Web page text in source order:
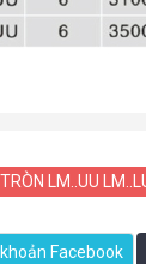
LM..UU
Facebook